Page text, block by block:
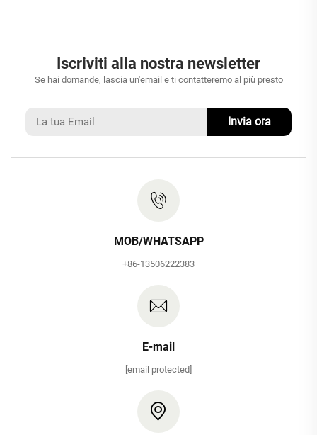
Iscriviti alla nostra newsletter
Se hai domande, lascia un'email e ti contatteremo al più presto
Invia ora
MOB/WHATSAPP
+86-13506222383
E-mail
[email protected]